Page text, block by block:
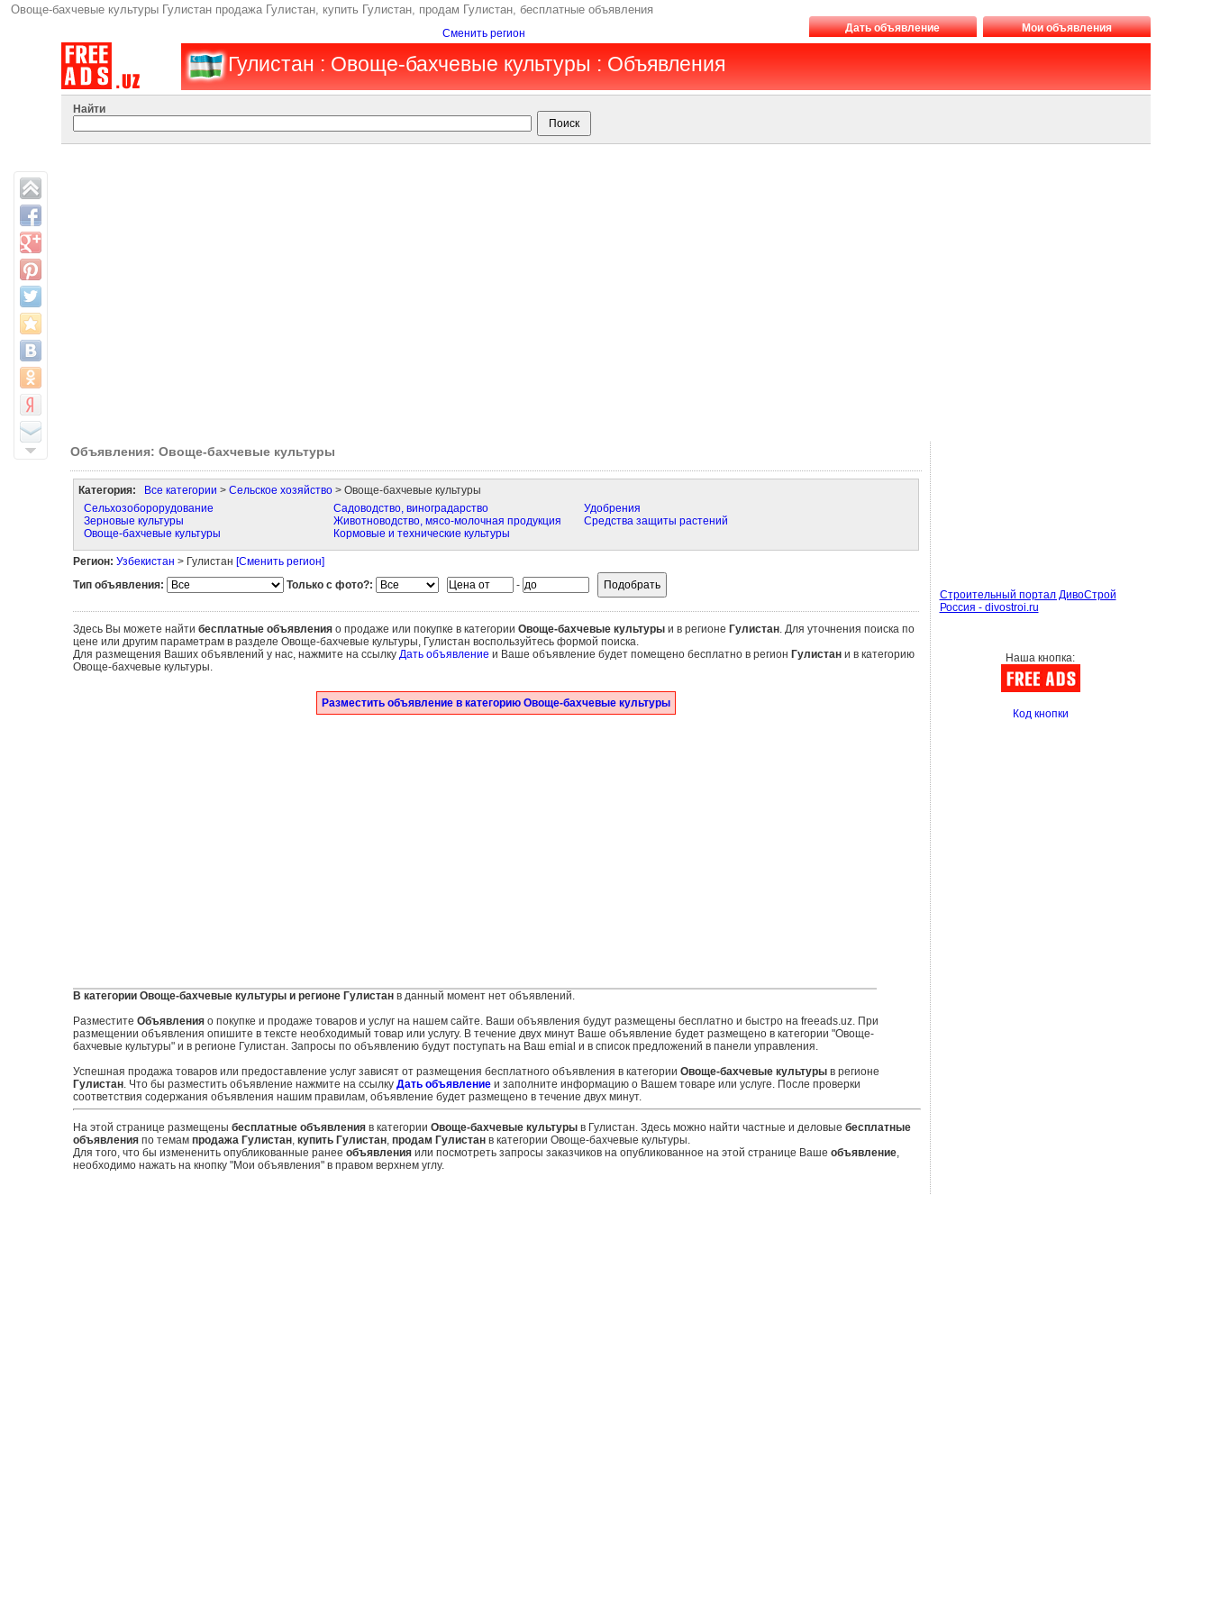
Овоще-бахчевые культуры Гулистан продажа Гулистан, купить Гулистан, продам Гулистан, бесплатные объявления
Сменить регион Дать объявление Мои объявления
Гулистан : Овоще-бахчевые культуры : Объявления
Найти
Объявления: Овоще-бахчевые культуры
Категория: Все категории > Сельское хозяйство> Овоще-бахчевые культуры
Сельхозоборорудование
Зерновые культуры
Овоще-бахчевые культуры
Садоводство, виноградарство
Животноводство, мясо-молочная продукция
Кормовые и технические культуры
Удобрения
Средства защиты растений
Регион: Узбекистан > Гулистан [Сменить регион]
Тип объявления:
Только с фото?: -
Здесь Вы можете найти бесплатные объявленияо продаже или покупке в категории Овоще-бахчевые культурыи в регионе Гулистан. Для уточнения поиска по
цене или другим параметрам в разделе Овоще-бахчевые культуры, Гулистан воспользуйтесь формой поиска.
Для размещения Ваших объявлений у нас, нажмите на ссылку Дать объявление и Ваше объявление будет помещено бесплатно в регион Гулистани в категорию
Овоще-бахчевые культуры.
Разместить объявление в категорию Овоще-бахчевые культуры
В категории Овоще-бахчевые культуры и регионе Гулистанв данный момент нет объявлений.
Разместите Объявленияо покупке и продаже товаров и услуг на нашем сайте. Ваши объявления будут размещены бесплатно и быстро на freeads.uz. При
размещении объявления опишите в тексте необходимый товар или услугу. В течение двух минут Ваше объявление будет размещено в категории "Овоще-
бахчевые культуры" и в регионе Гулистан. Запросы по объявлению будут поступать на Ваш emial и в список предложений в панели управления.
Успешная продажа товаров или предоставление услуг зависят от размещения бесплатного объявления в категории Овоще-бахчевые культурыв регионе
Гулистан. Что бы разместить объявление нажмите на ссылку Дать объявлениеи заполните информацию о Вашем товаре или услуге. После проверки
соответствия содержания объявления нашим правилам, объявление будет размещено в течение двух минут.
На этой странице размещены бесплатные объявленияв категории Овоще-бахчевые культурыв Гулистан. Здесь можно найти частные и деловые бесплатные
объявленияпо темам продажа Гулистан, купить Гулистан, продам Гулистанв категории Овоще-бахчевые культуры.
Для того, что бы измененить опубликованные ранее объявленияили посмотреть запросы заказчиков на опубликованное на этой странице Ваше объявление,
необходимо нажать на кнопку "Мои объявления" в правом верхнем углу.
Строительный портал ДивоСтрой
Россия - divostroi.ru
Наша кнопка:
Код кнопки